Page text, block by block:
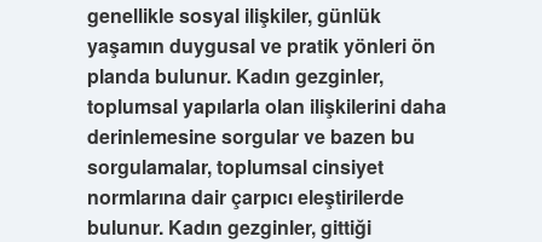
genellikle sosyal ilişkiler, günlük
yaşamın duygusal ve pratik yönleri ön
planda bulunur. Kadın gezginler,
toplumsal yapılarla olan ilişkilerini daha
derinlemesine sorgular ve bazen bu
sorgulamalar, toplumsal cinsiyet
normlarına dair çarpıcı eleştirilerde
bulunur. Kadın gezginler, gittiği